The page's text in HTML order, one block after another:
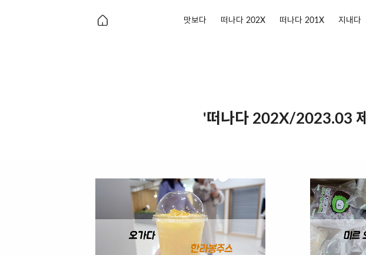
맛보다 떠나다 202X 떠나다 201X 지내다
'떠나다 202X/2023.03